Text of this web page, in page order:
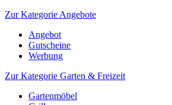
Zur Kategorie Angebote
Angebot
Gutscheine
Werbung
Zur Kategorie Garten & Freizeit
Gartenmöbel